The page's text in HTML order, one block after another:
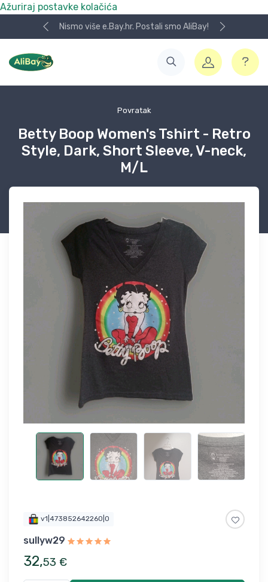
Ažuriraj postavke kolačića
Nismo više e.Bay.hr. Postali smo AliBay!
Povratak
Betty Boop Women's Tshirt - Retro
Style, Dark, Short Sleeve, V-neck,
M/L
v1|473852642260|0
sullyw29
32,53 €